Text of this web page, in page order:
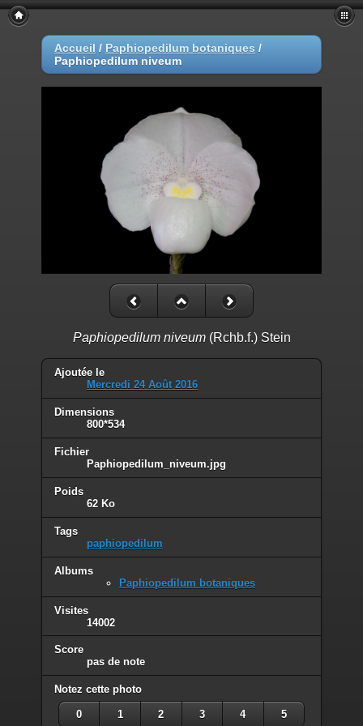
Accueil / Paphiopedilum botaniques /
Paphiopedilum niveum
Paphiopedilum niveum(Rchb.f.) Stein
Ajoutée le
Mercredi 24 Août 2016
Dimensions
800*534
Fichier
Paphiopedilum_niveum.jpg
Poids
62 Ko
Tags
paphiopedilum
Albums
Paphiopedilum botaniques
Visites
14002
Score
pas de note
Notez cette photo
0 1 2 3 4 5